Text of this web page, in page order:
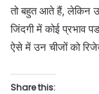
तो बहुत आते हैं, लेकिन
जिंदगी में कोई प्रभाव
ऐसे में उन चीजों को
Share this: